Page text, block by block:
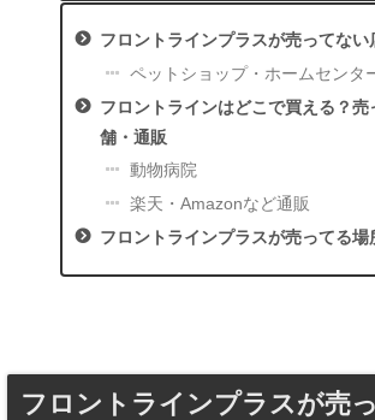
フロントラインプラスが売ってない
ペットショップ・ホームセンタ
フロントラインはどこで買える？売
舗・通販
動物病院
楽天・Amazonなど通販
フロントラインプラスが売ってる場
フロントラインプラスが売